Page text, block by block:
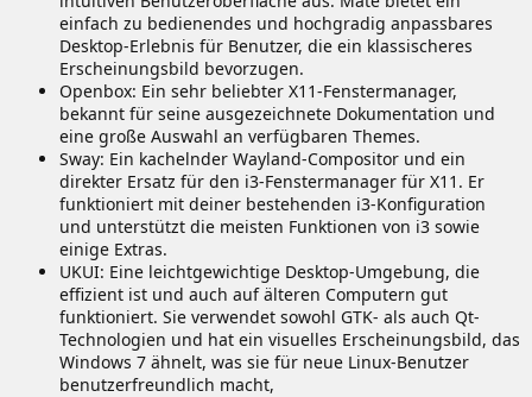
einfach zu bedienendes und hochgradig anpassbares
Desktop-Erlebnis für Benutzer, die ein klassischeres
Erscheinungsbild bevorzugen.
Openbox: Ein sehr beliebter X11-Fenstermanager,
bekannt für seine ausgezeichnete Dokumentation und
eine große Auswahl an verfügbaren Themes.
Sway: Ein kachelnder Wayland-Compositor und ein
direkter Ersatz für den i3-Fenstermanager für X11. Er
funktioniert mit deiner bestehenden i3-Konfiguration
und unterstützt die meisten Funktionen von i3 sowie
einige Extras.
UKUI: Eine leichtgewichtige Desktop-Umgebung, die
effizient ist und auch auf älteren Computern gut
funktioniert. Sie verwendet sowohl GTK- als auch Qt-
Technologien und hat ein visuelles Erscheinungsbild, das
Windows 7 ähnelt, was sie für neue Linux-Benutzer
benutzerfreundlich macht,